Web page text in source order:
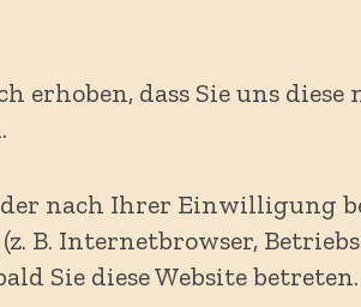
erhoben, dass Sie uns
nach Ihrer Einwilligung
B. Internetbrowser,
Sie diese Website betreten.